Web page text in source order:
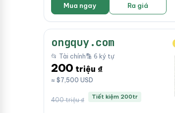
Mua ngay Ra giá
ongquy.com
📂 Tài chính🔡 6 ký tự
200 triệu ₫
≈ $7,500 USD
400 triệu ₫ Tiết kiệm 200tr